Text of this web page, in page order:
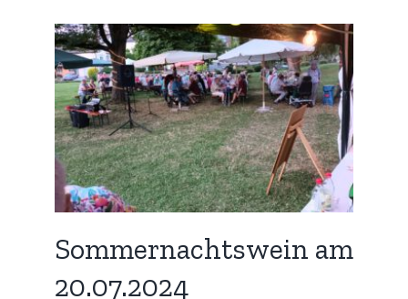
Sommernachtswein am
20.07.2024